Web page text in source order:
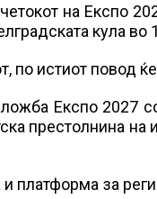
на Експо
кула во
по истиот повод
Експо 2027
престолнина на
платформа за